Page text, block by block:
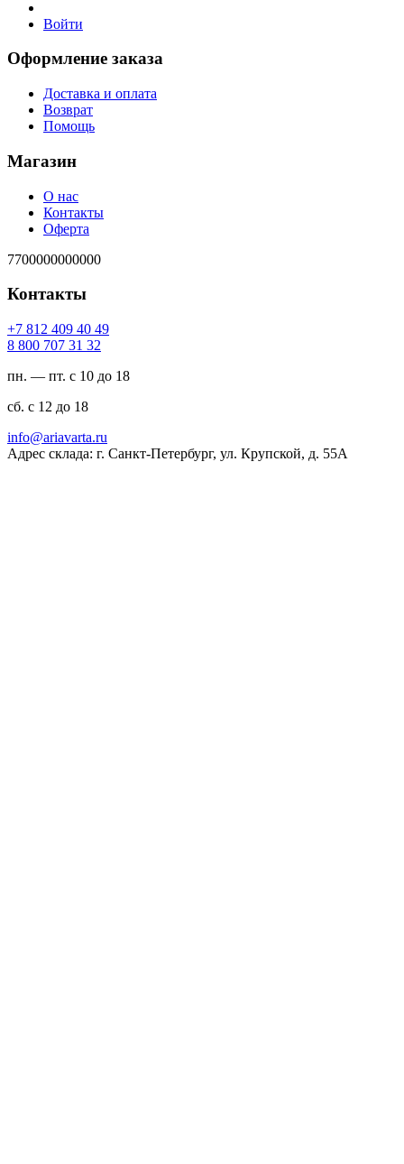
Войти
Оформление заказа
Доставка и оплата
Возврат
Помощь
Магазин
О нас
Контакты
Оферта
7700000000000
Контакты
94 04 904 218 7+
23 13 707 008 8
пн. — пт. с 10 до 18
сб. с 12 до 18
ur.atravaira@ofni
Адрес склада: г. Санкт-Петербург, ул. Крупской, д. 55А